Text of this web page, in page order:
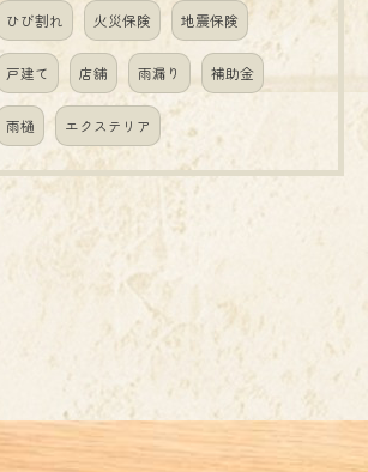
ひび割れ 火災保険 地震保険
戸建て 店舗 雨漏り 補助金
雨樋 エクステリア